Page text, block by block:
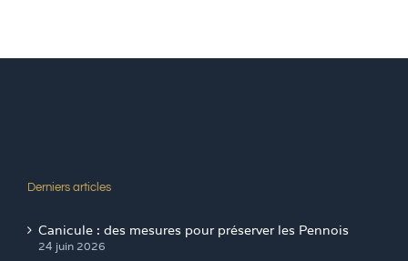
Derniers articles
Canicule : des mesures pour préserver les Pennois
24 juin 2026